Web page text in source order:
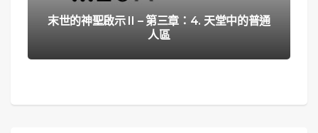
末世的神聖啟示 II – 第三章：4. 天堂中的普通
人區